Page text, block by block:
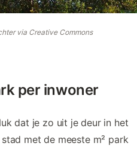
via Creative Commons
per inwoner
dat je zo uit je deur in het
met de meeste m² park